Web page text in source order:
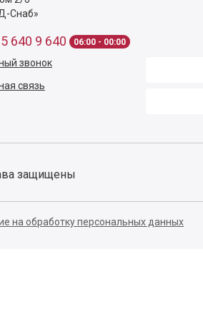
Снаб»
640 9 640 06:00 - 00:00
звонок
связь
защищены
на обработку персональных данных